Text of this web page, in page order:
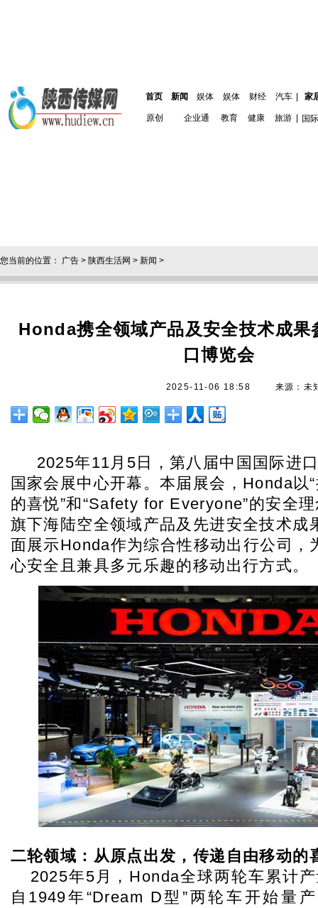
首页 新闻 娱体 娱体 财经 汽车 家
原创 企业通 教育 健康 旅游 国际
您当前的位置： 广告 > 陕西生活网 > 新闻 >
Honda携全领域产品及安全技术成果
口博览会
2025-11-06 18:58 来源：未
2025年11月5日，第八届中国国际进
国家会展中心开幕。本届展会，Honda以
的喜悦”和“Safety for Everyone”的安全
旗下海陆空全领域产品及先进安全技术成
面展示Honda作为综合性移动出行公司，
心安全且兼具多元乐趣的移动出行方式。
二轮领域：从原点出发，传递自由移动的
2025年5月，Honda全球两轮车累计
自1949年“Dream D型”两轮车开始量